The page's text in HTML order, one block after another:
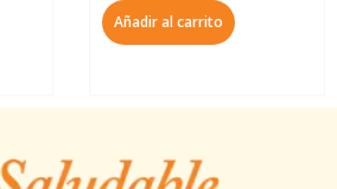
Añadir al carrito